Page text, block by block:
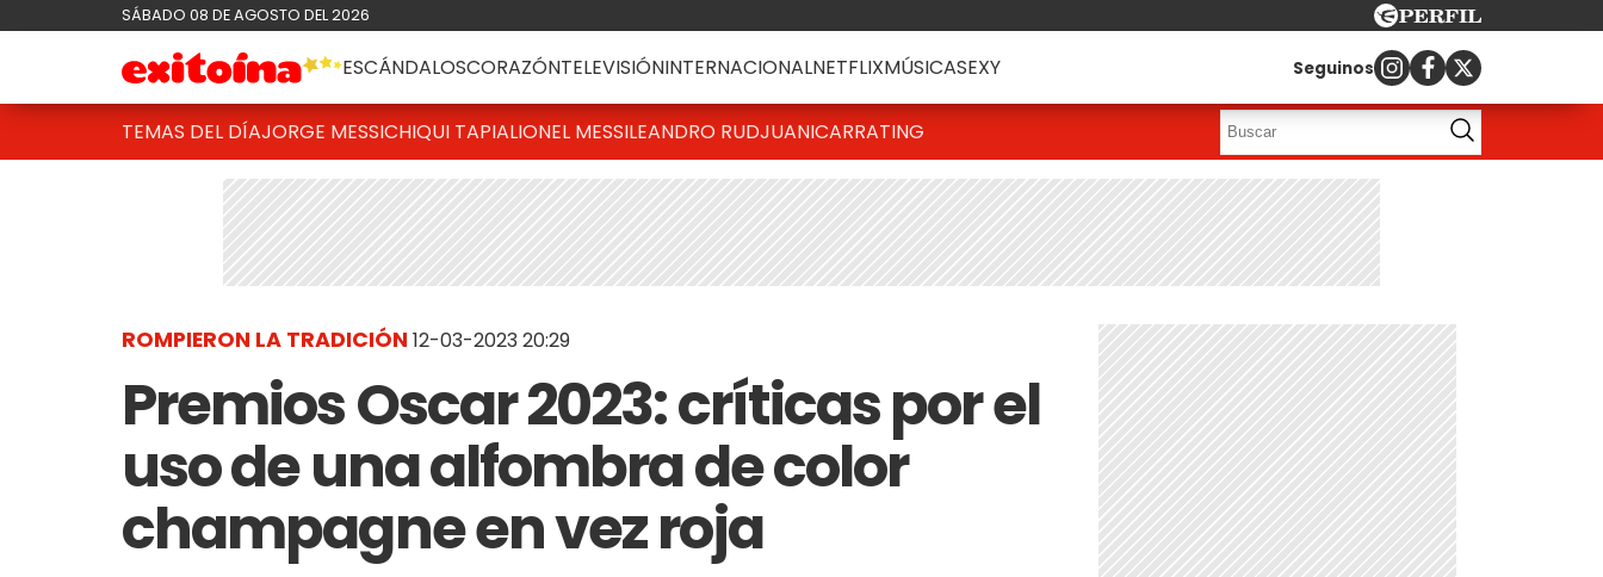
SÁBADO 08 DE AGOSTO DEL 2026
ESCÁNDALOSCORAZÓNTELEVISIÓNINTERNACIONALNETFLIXMÚSICASEXY Seguinos
TEMAS DEL DÍAJORGE MESSICHIQUI TAPIALIONEL MESSILEANDRO RUDJUANICARRATING
ROMPIERON LA TRADICIÓN 12-03-2023 20:29
Premios Oscar 2023: críticas por el
uso de una alfombra de color
champagne en vez roja